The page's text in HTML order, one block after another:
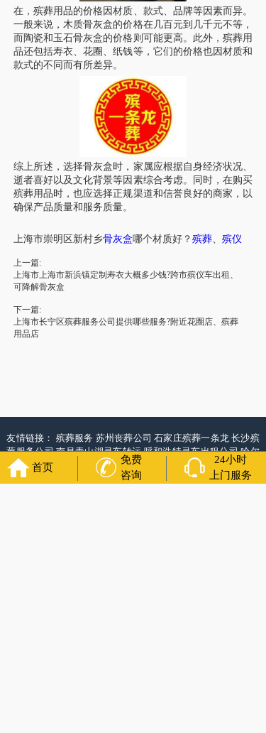
在，殡葬用品的价格因材质、款式、品牌等因素而异。
一般来说，木质骨灰盒的价格在几百元到几千元不等，
而陶瓷和玉石骨灰盒的价格则可能更高。此外，殡葬用
品还包括寿衣、花圈、纸钱等，它们的价格也因材质和
款式的不同而有所差异。
综上所述，选择骨灰盒时，家属应根据自身经济状况、
逝者喜好以及文化背景等因素综合考虑。同时，在购买
殡葬用品时，也应选择正规渠道和信誉良好的商家，以
确保产品质量和服务质量。
上海市崇明区新村乡骨灰盒哪个材质好？ 殡葬、 殡仪
上一篇:
上海市上海市新浜镇定制寿衣大概多少钱?跨市殡仪车出租、
可降解骨灰盒
下一篇:
上海市长宁区殡葬服务公司提供哪些服务?附近花圈店、殡葬
用品店
友情链接： 殡葬服务 苏州丧葬公司石家庄殡葬一条龙长沙殡
葬服务公司南昌青山湖灵车转运呼和浩特灵车出租公司哈尔
滨道里区丧葬用品
西宁城东区白事服务
潍坊奎文区殡仪馆服
务 乳山寿衣店铺 杭州上城区灵堂布置 沈阳浑南区殡葬平台中
首页
免费
咨询
24小时
上门服务